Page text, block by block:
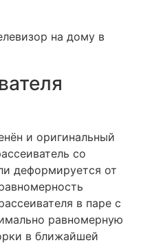
и оригинальный
со
деформируется от
в паре с
равномерную
в ближайшей